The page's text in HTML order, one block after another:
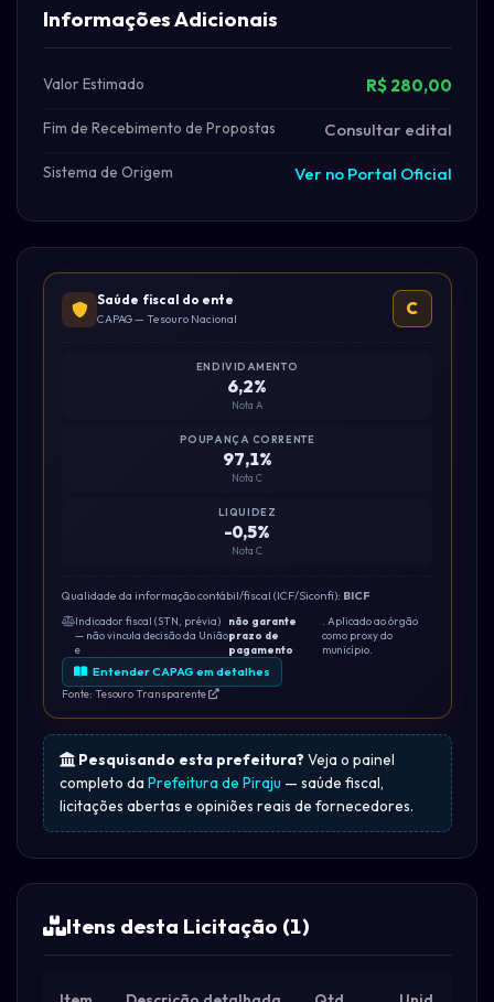
Informações Adicionais
Valor Estimado R$ 280,00
Fim de Recebimento de Propostas Consultar edital
Sistema de Origem Ver no Portal Oficial
Saúde fiscal do ente
CAPAG — Tesouro Nacional
C
ENDIVIDAMENTO
6,2%
Nota A
POUPANÇA CORRENTE
97,1%
Nota C
LIQUIDEZ
-0,5%
Nota C
Qualidade da informação contábil/fiscal (ICF/Siconfi): BICF
Indicador fiscal (STN, prévia)
— não vincula decisão da União
e
não garante
prazo de
pagamento
. Aplicado ao órgão
como proxy do
município.
Entender CAPAG em detalhes
Fonte: Tesouro Transparente
Pesquisando esta prefeitura? Veja o painel
completo da Prefeitura de Piraju — saúde fiscal,
licitações abertas e opiniões reais de fornecedores.
Itens desta Licitação (1)